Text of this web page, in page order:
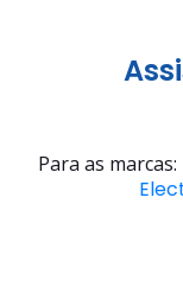
Para as marcas: